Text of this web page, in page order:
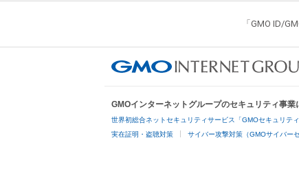
「GMO ID/
GMOインターネットグループのセキュリティ事業
世界初総合ネットセキュリティサービス「GMOセキュリティ
実在証明・盗聴対策 サイバー攻撃対策（GMOサイバー